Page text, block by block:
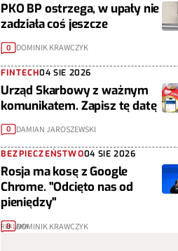
PKO BP ostrzega, w upały nie
zadziała coś jeszcze
0 DOMINIK KRAWCZYK
FINTECH04 SIE 2026
Urząd Skarbowy z ważnym
komunikatem. Zapisz tę datę
0 DAMIAN JAROSZEWSKI
BEZPIECZEŃSTWO04 SIE 2026
Rosja ma kosę z Google
Chrome. "Odcięto nas od
pieniędzy"
8 DOMINIK KRAWCZYK